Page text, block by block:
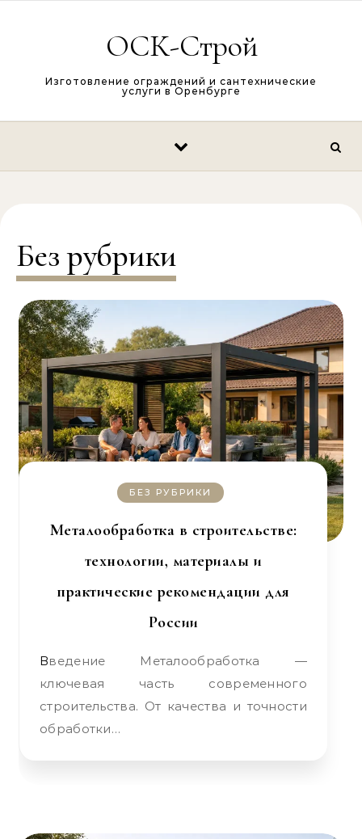
ОСК-Строй
Изготовление ограждений и сантехнические
услуги в Оренбурге
Без рубрики
БЕЗ РУБРИКИ
Металообработка в строительстве:
технологии, материалы и
практические рекомендации для
России
Введение Металообработка —
ключевая часть современного
строительства. От качества и точности
обработки…